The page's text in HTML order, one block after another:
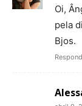
Oi,
pela
Bjos.